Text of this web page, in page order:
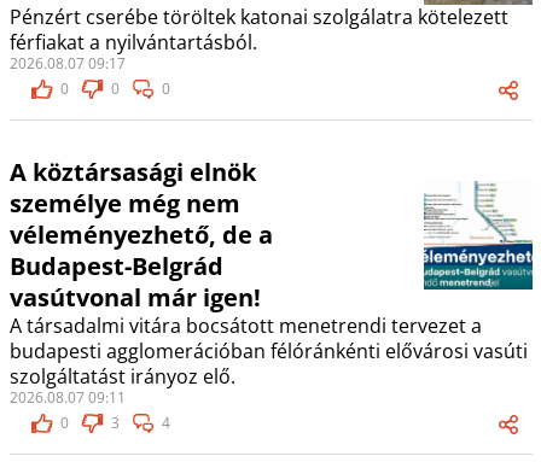
Pénzért cserébe töröltek katonai szolgálatra kötelezett
férfiakat a nyilvántartásból.
2026.08.07 09:17
0
0 0
A köztársasági elnök
személye még nem
véleményezhető, de a
Budapest-Belgrád
vasútvonal már igen!
A társadalmi vitára bocsátott menetrendi tervezet a
budapesti agglomerációban félóránkénti elővárosi vasúti
szolgáltatást irányoz elő.
2026.08.07 09:11
0
3 4